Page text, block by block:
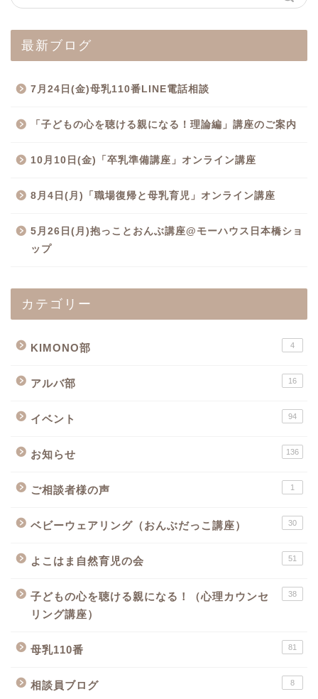
最新ブログ
7月24日(金)母乳110番LINE電話相談
「子どもの心を聴ける親になる！理論編」講座のご案内
10月10日(金)「卒乳準備講座」オンライン講座
8月4日(月)「職場復帰と母乳育児」オンライン講座
5月26日(月)抱っことおんぶ講座@モーハウス日本橋ショ
ップ
カテゴリー
KIMONO部 4
アルバ部 16
イベント 94
お知らせ 136
ご相談者様の声 1
ベビーウェアリング（おんぶだっこ講座） 30
よこはま自然育児の会 51
子どもの心を聴ける親になる！（心理カウンセ
リング講座）
38
母乳110番 81
相談員ブログ 8